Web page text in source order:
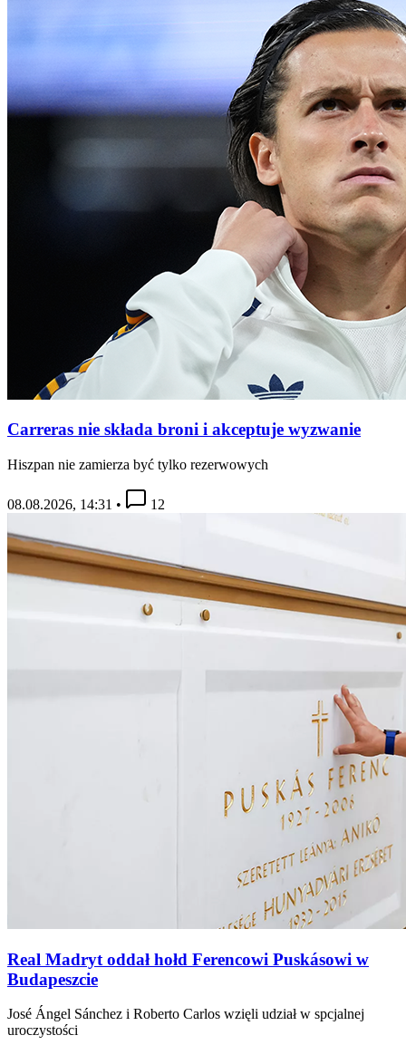
Carreras nie składa broni i akceptuje wyzwanie
Hiszpan nie zamierza być tylko rezerwowych
08.08.2026, 14:31 • 12
Real Madryt oddał hołd Ferencowi Puskásowi w
Budapeszcie
José Ángel Sánchez i Roberto Carlos wzięli udział w spcjalnej
uroczystości